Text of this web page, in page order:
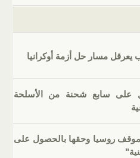
يعرقل مسار حل أزمة أوكرانيا
على سابع شحنة من الأسلحة
موقف روسيا وحقها بالحصول على